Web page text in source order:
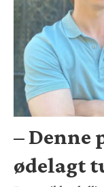
–
ødelagt